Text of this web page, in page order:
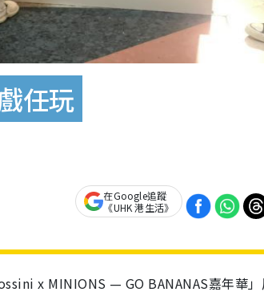
任玩
在Google追蹤
《UHK 港生活》
x MINIONS — GO BANANAS嘉年華